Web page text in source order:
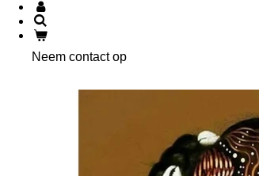
Neem contact op